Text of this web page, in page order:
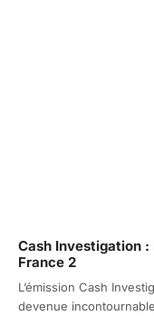
Cash Investigation :
France 2
L’émission Cash
devenue